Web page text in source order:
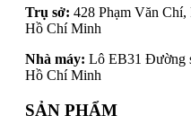
Trụ sở: 428 Phạm Văn
Hồ Chí Minh
Nhà máy: Lô EB31 Đường
Hồ Chí Minh
SẢN PHẨM